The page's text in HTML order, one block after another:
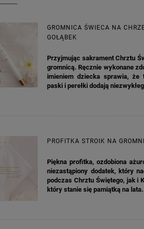
GROMNICA ŚWIECA NA
GOŁĄBEK
Przyjmując sakrament Chrztu
gromnicą. Ręcznie wykonane
imieniem dziecka sprawia, że
paski i perełki dodają
PROFITKA STROIK NA
Piękna profitka, ozdobiona
niezastąpiony dodatek, który
podczas Chrztu Świętego, jak i
który stanie się pamiątką na lata.